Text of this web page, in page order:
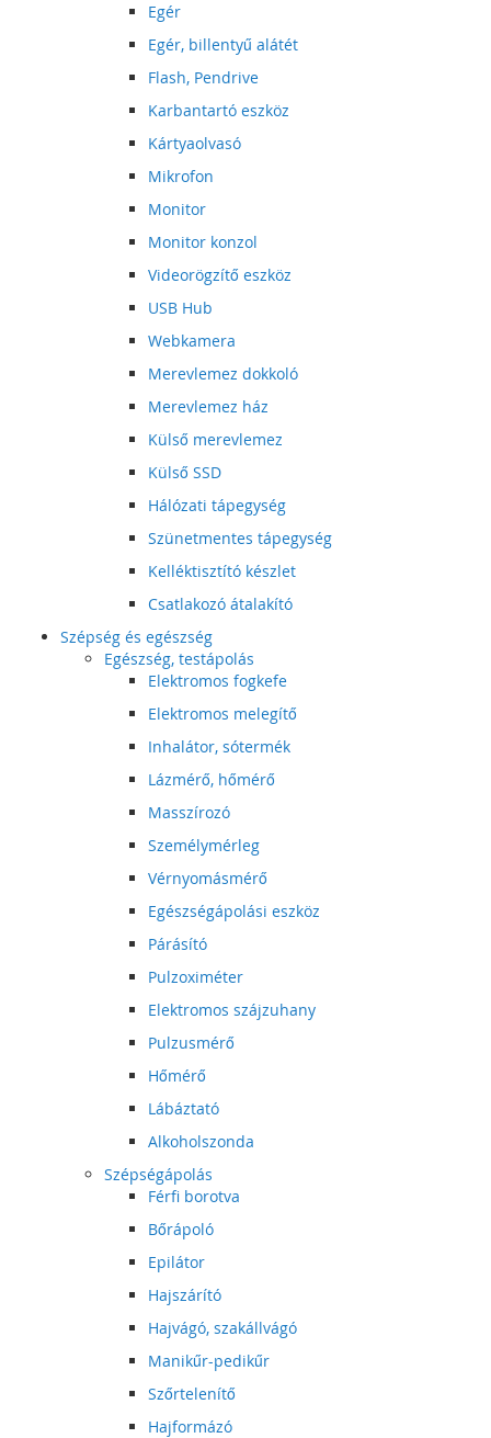
Egér
Egér, billentyű alátét
Flash, Pendrive
Karbantartó eszköz
Kártyaolvasó
Mikrofon
Monitor
Monitor konzol
Videorögzítő eszköz
USB Hub
Webkamera
Merevlemez dokkoló
Merevlemez ház
Külső merevlemez
Külső SSD
Hálózati tápegység
Szünetmentes tápegység
Kelléktisztító készlet
Csatlakozó átalakító
Szépség és egészség
Egészség, testápolás
Elektromos fogkefe
Elektromos melegítő
Inhalátor, sótermék
Lázmérő, hőmérő
Masszírozó
Személymérleg
Vérnyomásmérő
Egészségápolási eszköz
Párásító
Pulzoximéter
Elektromos szájzuhany
Pulzusmérő
Hőmérő
Lábáztató
Alkoholszonda
Szépségápolás
Férfi borotva
Bőrápoló
Epilátor
Hajszárító
Hajvágó, szakállvágó
Manikűr-pedikűr
Szőrtelenítő
Hajformázó